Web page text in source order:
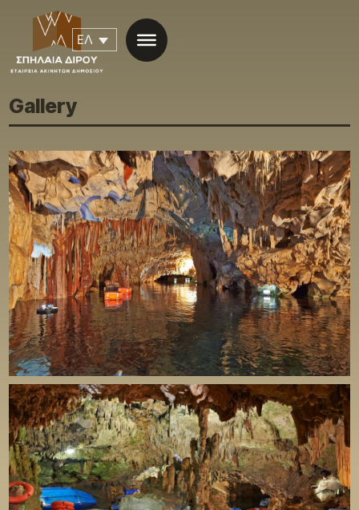
ΕΛ
Gallery